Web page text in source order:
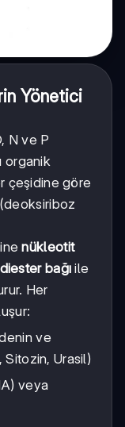
Yönetici
N ve P
organik
çeşidine göre
(deoksiriboz
nükleotit
bağı ile
Her
ve
Sitozin, Urasil)
veya